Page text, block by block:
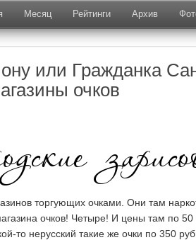
Месяц Рейтинги Архив
или Гражданка
очков
торгующих очками. Они там
очков! Четыре! И цены там по 50
то нерусский такие же очки по 350